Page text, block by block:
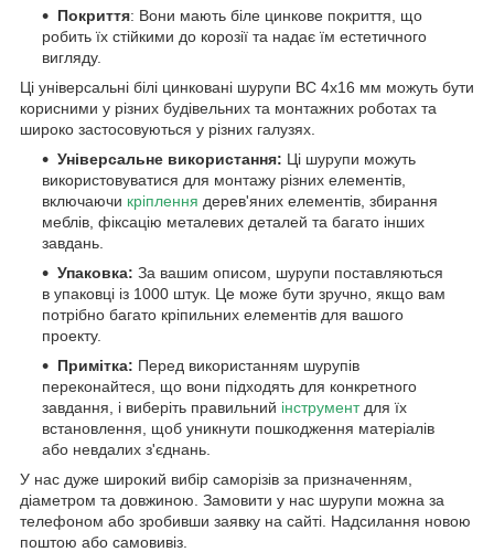
Покриття: Вони мають біле цинкове покриття, що
робить їх стійкими до корозії та надає їм естетичного
вигляду.
Ці універсальні білі цинковані шурупи BC 4x16 мм можуть бути
корисними у різних будівельних та монтажних роботах та
широко застосовуються у різних галузях.
Універсальне використання: Ці шурупи можуть
використовуватися для монтажу різних елементів,
включаючи кріплення дерев'яних елементів, збирання
меблів, фіксацію металевих деталей та багато інших
завдань.
Упаковка: За вашим описом, шурупи поставляються
в упаковці із 1000 штук. Це може бути зручно, якщо вам
потрібно багато кріпильних елементів для вашого
проекту.
Примітка: Перед використанням шурупів
переконайтеся, що вони підходять для конкретного
завдання, і виберіть правильний інструментдля їх
встановлення, щоб уникнути пошкодження матеріалів
або невдалих з'єднань.
У нас дуже широкий вибір саморізів за призначенням,
діаметром та довжиною. Замовити у нас шурупи можна за
телефоном або зробивши заявку на сайті. Надсилання новою
поштою або самовивіз.